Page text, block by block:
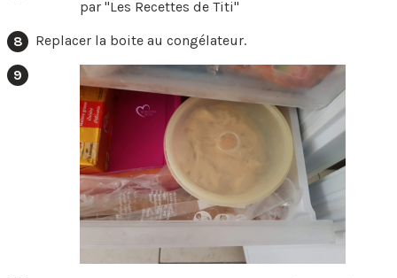
Replacer la boite au congélateur.